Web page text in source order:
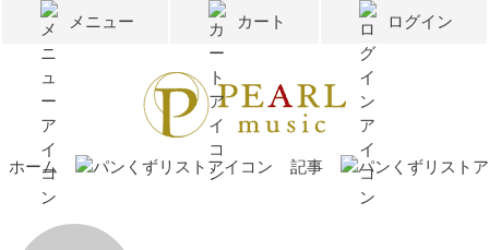
メニュー カート ログイン
ホーム 記事